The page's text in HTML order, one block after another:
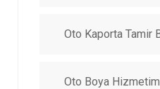
Oto Kaporta Tamir
Oto Boya